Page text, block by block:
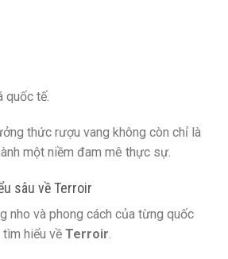
quốc tế.
thức rượu vang không còn chỉ là
một niềm đam mê thực sự.
sâu về Terroir
nho và phong cách của từng quốc
hiểu về Terroir.